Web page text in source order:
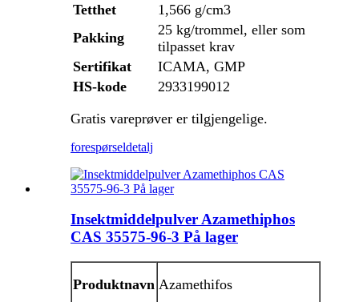
Tetthet
1,566 g/cm3
Pakking
25 kg/trommel, eller som
tilpasset krav
Sertifikat
ICAMA, GMP
HS-kode
2933199012
Gratis vareprøver er tilgjengelige.
forespørseldetalj
Insektmiddelpulver Azamethiphos
CAS 35575-96-3 På lager
Produktnavn Azamethifos